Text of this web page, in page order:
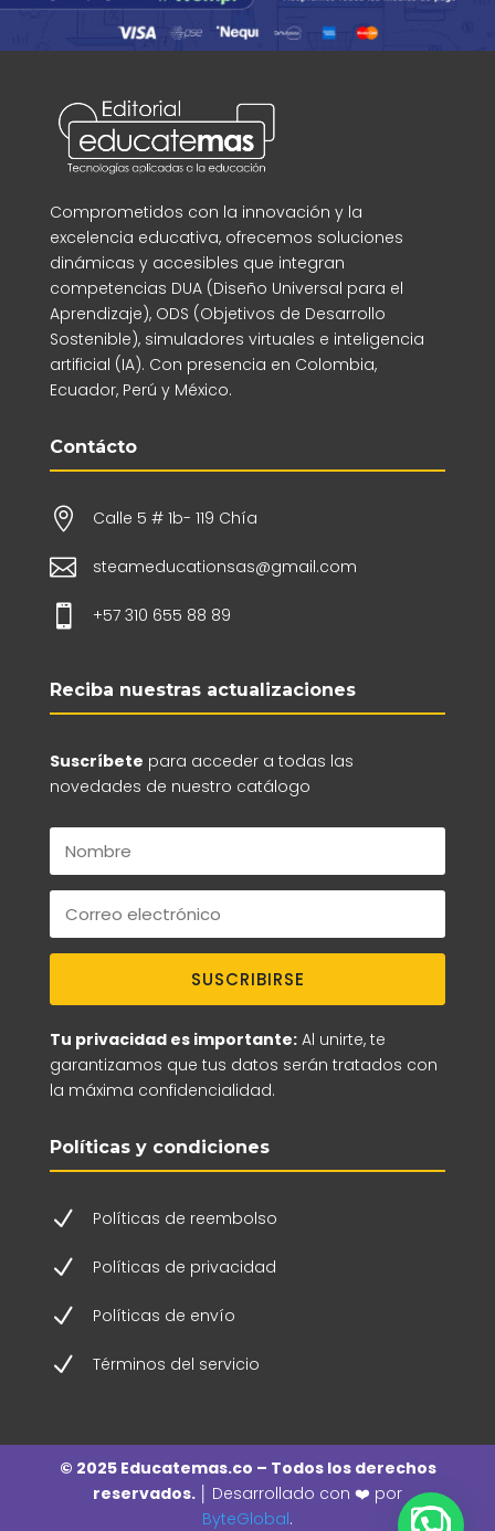
Comprometidos con la innovación y la
excelencia educativa, ofrecemos soluciones
dinámicas y accesibles que integran
competencias DUA (Diseño Universal para el
Aprendizaje), ODS (Objetivos de Desarrollo
Sostenible), simuladores virtuales e inteligencia
artificial (IA). Con presencia en Colombia,
Ecuador, Perú y México.
Contácto
 Calle 5 # 1b- 119 Chía
 steameducationsas@gmail.com
 +57 310 655 88 89
Reciba nuestras actualizaciones
Suscríbete para acceder a todas las
novedades de nuestro catálogo
SUSCRIBIRSE
Tu privacidad es importante:Al unirte, te
garantizamos que tus datos serán tratados con
la máxima confidencialidad.
Políticas y condiciones
N Políticas de reembolso
N Políticas de privacidad
N Políticas de envío
N Términos del servicio
© 2025 Educatemas.co – Todos los derechos
reservados. │ Desarrollado con ❤️ por
ByteGlobal.